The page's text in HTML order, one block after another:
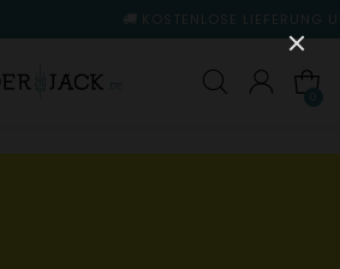
KOSTENLOSE LIEFERUNG UND RÜCKGABE